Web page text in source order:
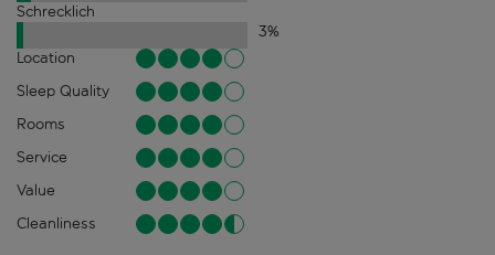
Schrecklich
3%
Location
Sleep Quality
Rooms
Service
Value
Cleanliness